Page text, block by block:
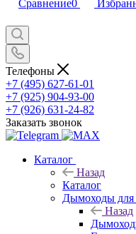
Сравнение0
Телефоны
+7 (495) 627-61-01
+7 (925) 904-93-00
+7 (926) 631-24-82
Заказать звонок
Каталог
Назад
Каталог
Дымоходы для
Назад